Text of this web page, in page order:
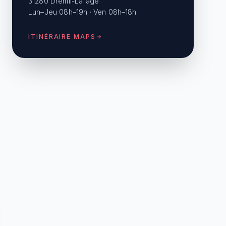
Lun–Jeu 08h–19h · Ven 08h–18h
ITINÉRAIRE MAPS